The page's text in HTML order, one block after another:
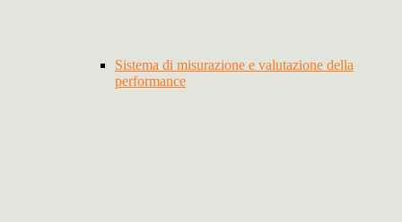
Sistema di misurazione e valutazione della
performance